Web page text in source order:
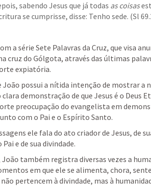
sabendo Jesus que já todas as coisas
se cumprisse, disse: Tenho sede. (Sl
a série Sete Palavras da Cruz, que visa
cruz do Gólgota, através das últimas
expiatória.
João possui a nítida intenção de mostrar a
demonstração de que Jesus é o Deus
preocupação do evangelista em
com o Pai e o Espírito Santo.
ele fala do ato criador de Jesus, de
e de sua divindade.
também registra diversas vezes a
em que ele se alimenta, chora,
pertencem à divindade, mas à